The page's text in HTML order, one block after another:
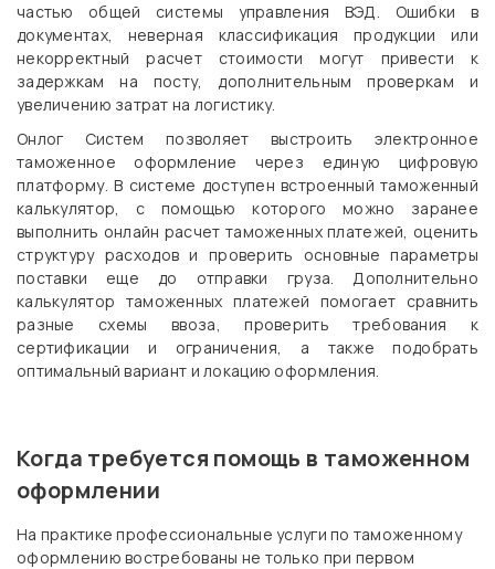
частью общей системы управления ВЭД. Ошибки в
документах, неверная классификация продукции или
некорректный расчет стоимости могут привести к
задержкам на посту, дополнительным проверкам и
увеличению затрат на логистику.
Онлог Систем позволяет выстроить электронное
таможенное оформление через единую цифровую
платформу. В системе доступен встроенный таможенный
калькулятор, с помощью которого можно заранее
выполнить онлайн расчет таможенных платежей, оценить
структуру расходов и проверить основные параметры
поставки еще до отправки груза. Дополнительно
калькулятор таможенных платежей помогает сравнить
разные схемы ввоза, проверить требования к
сертификации и ограничения, а также подобрать
оптимальный вариант и локацию оформления.
Когда требуется помощь в таможенном
оформлении
На практике профессиональные услуги по таможенному
оформлению востребованы не только при первом